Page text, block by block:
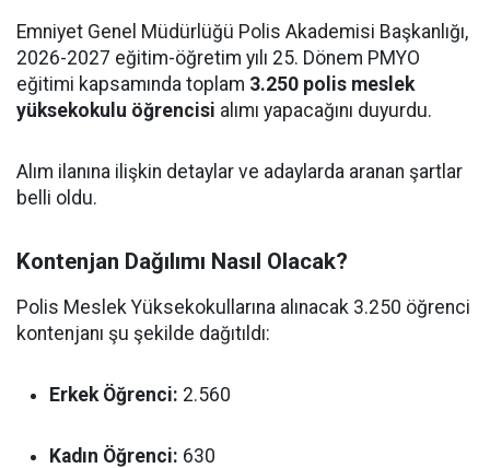
Emniyet Genel Müdürlüğü Polis Akademisi Başkanlığı,
2026-2027 eğitim-öğretim yılı 25. Dönem PMYO
eğitimi kapsamında toplam 3.250 polis meslek
yüksekokulu öğrencisi alımı yapacağını duyurdu.
Alım ilanına ilişkin detaylar ve adaylarda aranan şartlar
belli oldu.
Kontenjan Dağılımı Nasıl Olacak?
Polis Meslek Yüksekokullarına alınacak 3.250 öğrenci
kontenjanı şu şekilde dağıtıldı:
Erkek Öğrenci: 2.560
Kadın Öğrenci: 630